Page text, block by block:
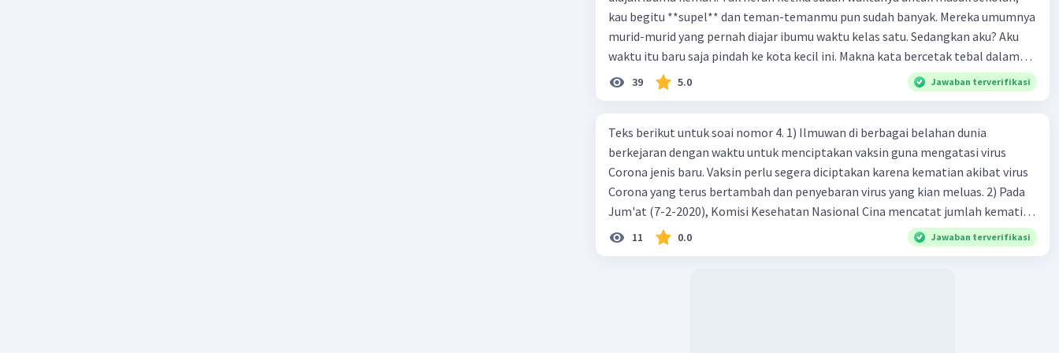
kau begitu **supel** dan teman-temanmu pun sudah banyak. Mereka umumnya
murid-murid yang pernah diajar ibumu waktu kelas satu. Sedangkan aku? Aku
waktu itu baru saja pindah ke kota kecil ini. Makna kata bercetak tebal dalam
kutipan cerpen tersebut adalah .... A. ramah C. santun B. sopan D. baik
39 5.0 Jawaban terverifikasi
Teks berikut untuk soai nomor 4. 1) Ilmuwan di berbagai belahan dunia
berkejaran dengan waktu untuk menciptakan vaksin guna mengatasi virus
Corona jenis baru. Vaksin perlu segera diciptakan karena kematian akibat virus
Corona yang terus bertambah dan penyebaran virus yang kian meluas. 2) Pada
Jum'at (7-2-2020), Komisi Kesehatan Nasional Cina mencatat jumlah kematian
akibat virus Corona baru telah mencapai 636 kasus, sedangkan jumlah warga
yang terinfeksi menjadi 31.161 kasus. Kasus terbanyak terjadi di Hubei, Cina,
11 0.0 Jawaban terverifikasi